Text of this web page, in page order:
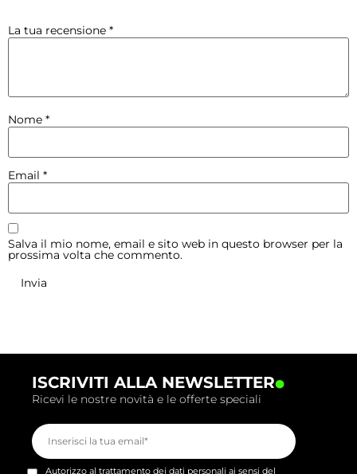
La tua recensione *
Nome *
Email *
Salva il mio nome, email e sito web in questo browser per la
prossima volta che commento.
ISCRIVITI ALLA NEWSLETTER.
Ricevi le nostre novità e le offerte speciali
Autorizzo al trattamento dei dati personali ai sensi del